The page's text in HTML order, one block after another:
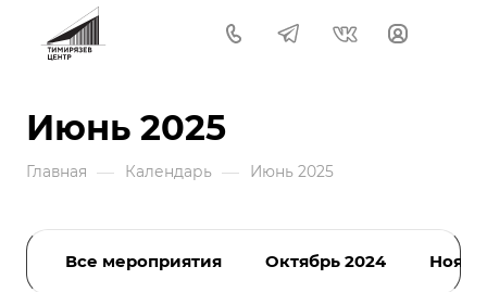
Июнь 2025
Главная — Календарь — Июнь 2025
Все мероприятия Октябрь 2024